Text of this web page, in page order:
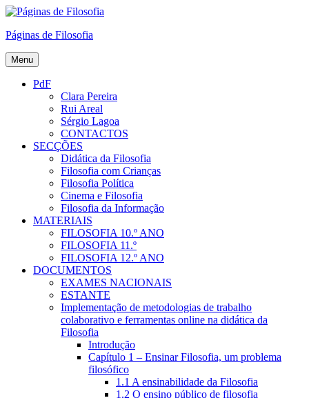
Skip
content
Páginas de Filosofia
Menu
PdF
Clara Pereira
Rui Areal
Sérgio Lagoa
CONTACTOS
SECÇÕES
Didática da Filosofia
Filosofia com Crianças
Filosofia Política
Cinema e Filosofia
Filosofia da Informação
MATERIAIS
FILOSOFIA 10.º ANO
FILOSOFIA 11.º
FILOSOFIA 12.º ANO
DOCUMENTOS
EXAMES NACIONAIS
ESTANTE
Implementação de metodologias de trabalho
colaborativo e ferramentas online na didática da
Filosofia
Introdução
Capítulo 1 – Ensinar Filosofia, um problema
filosófico
1.1 A ensinabilidade da Filosofia
1.2 O ensino público de filosofia